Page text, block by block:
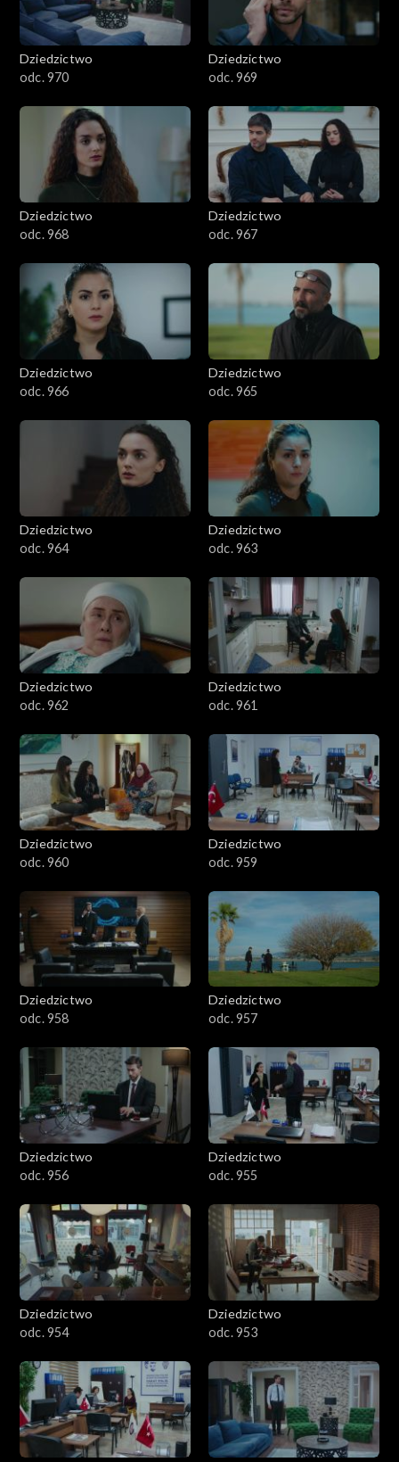
Dziedzictwo
odc. 970
Dziedzictwo
odc. 969
Dziedzictwo
odc. 968
Dziedzictwo
odc. 967
Dziedzictwo
odc. 966
Dziedzictwo
odc. 965
Dziedzictwo
odc. 964
Dziedzictwo
odc. 963
Dziedzictwo
odc. 962
Dziedzictwo
odc. 961
Dziedzictwo
odc. 960
Dziedzictwo
odc. 959
Dziedzictwo
odc. 958
Dziedzictwo
odc. 957
Dziedzictwo
odc. 956
Dziedzictwo
odc. 955
Dziedzictwo
odc. 954
Dziedzictwo
odc. 953